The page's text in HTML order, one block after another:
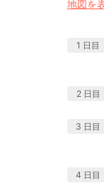
地図を
1 日目
2 日目
3 日目
4 日目